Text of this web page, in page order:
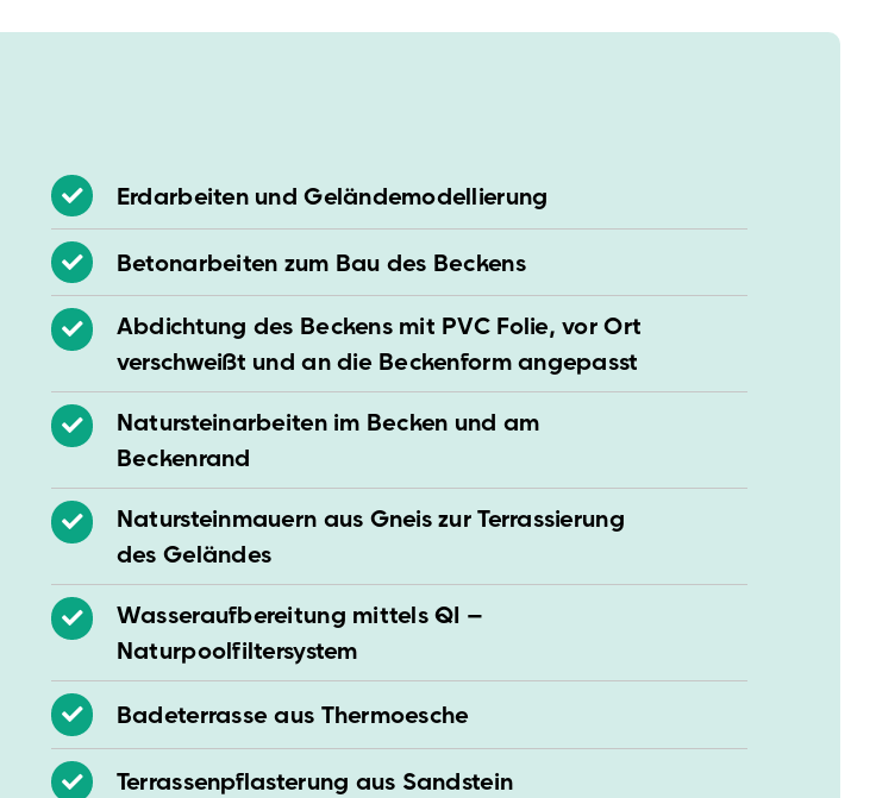
Erdarbeiten und Geländemodellierung
Betonarbeiten zum Bau des Beckens
Abdichtung des Beckens mit PVC Folie, vor Ort
verschweißt und an die Beckenform angepasst
Natursteinarbeiten im Becken und am
Beckenrand
Natursteinmauern aus Gneis zur Terrassierung
des Geländes
Wasseraufbereitung mittels QI –
Naturpoolfiltersystem
Badeterrasse aus Thermoesche
Terrassenpflasterung aus Sandstein